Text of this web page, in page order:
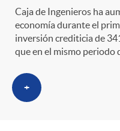
Caja de Ingenieros ha
economía durante el
inversión crediticia de
que en el mismo periodo
+